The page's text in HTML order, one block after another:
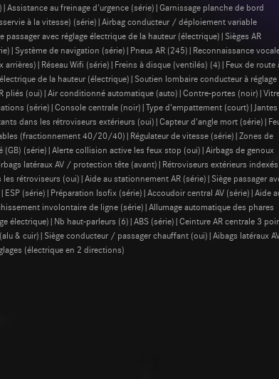
au freinage d'urgence (série)|Garnissage planche de bord
à la vitesse) (série)|Airbag conducteur / déploiement variable
avec réglage électrique de la hauteur (électrique)|Sièges AR
de navigation (série)|Pneus AR (245)|Reconnaissance
Wifi (série)|Freins à disque (ventilés) (4)|Feux de route
de la hauteur (électrique)|Soutien lombaire conducteur à réglage
pliés (oui)|Air conditionné automatique (auto)|Contre-portes
(série)|Console centrale (noir)|Type d'empattement (court)|Jantes
dans les rétroviseurs extérieurs (oui)|Capteur d'angle mort
(fractionnement 40/20/40)|Régulateur de vitesse (série)|Zones de
(série)|Alerte collision active les feux stop (oui)|Airbags de genoux
latéraux AV / protection tête (avant)|Rétroviseurs extérieurs indexés
rétroviseurs (oui)|Aide au stationnement AR (série)|Siège passager
(série)|Préparation Isofix (série)|Accoudoir central AV (série)|Aide
involontaire de ligne (série)|Allumage automatique des phares
électrique)|Nb haut-parleurs (6)|ABS (série)|Ceinture AR centrale 3
& cuir)|Siège conducteur / passager chauffant (oui)|Aibags latéraux
(électrique en 2 directions)